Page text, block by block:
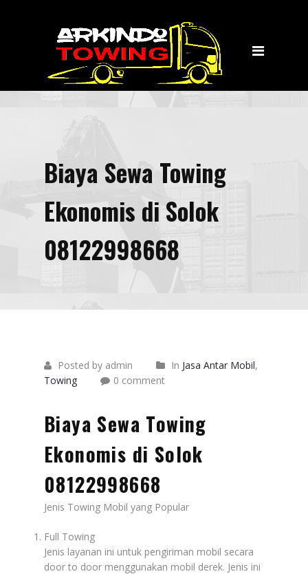
Jasa Layanan
Towing
Kontak KamiBiaya Sewa Towing
Ekonomis di Solok
08122998668
Posted by admin In Jasa Antar Mobil,
Towing
0 comment
Biaya Sewa Towing
Ekonomis di Solok
08122998668
Jenis Towing Mobil yang Popular
Full Towing
Jenis layanan ini untuk pengiriman mobil secara
door to door menggunakan mobil derek. Jenis ini